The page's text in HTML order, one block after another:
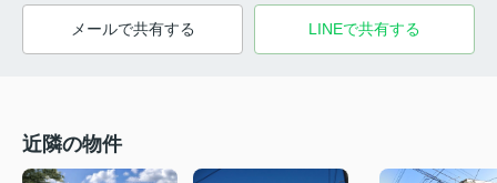
メールで共有する LINEで共有する
近隣の物件